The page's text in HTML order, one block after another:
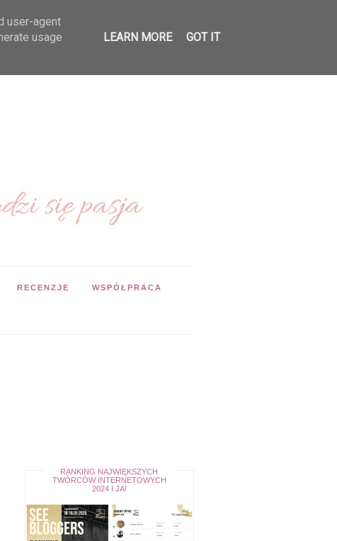
RECENZJE WSPÓŁPRACA
RANKING NAJWIĘKSZYCH
TWÓRCÓW INTERNETOWYCH
2024 I JA!
user-agent
usage
LEARN MORE GOT IT